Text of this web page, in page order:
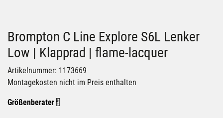
Brompton C Line Explore S6L Lenker
Low | Klapprad | flame-lacquer
Artikelnummer: 1173669
Montagekosten nicht im Preis enthalten
Größenberater